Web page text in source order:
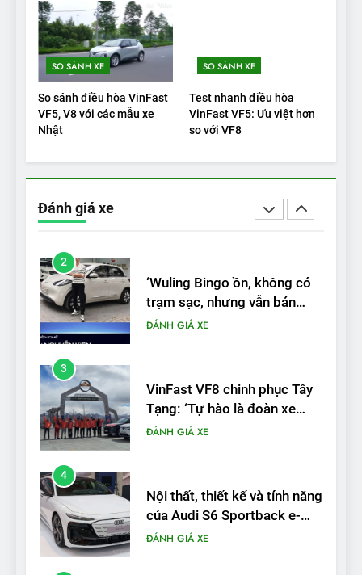
SO SÁNH XE
So sánh điều hòa VinFast
VF5, V8 với các mẫu xe
Nhật
SO SÁNH XE
Test nhanh điều hòa
VinFast VF5: Ưu việt hơn
so với VF8
Đánh giá xe
1
Xe tốt nhất để mua năm
2025: Green Car Reports
nêu tên 5 người vào chung
kết – Mỹ
ĐÁNH GIÁ XE
‘Wuling Bingo ồn, không có
trạm sạc, nhưng vẫn bán
được nếu biết cách’
3
VinFast VF8 chinh phục Tây
Tạng: ‘Tự hào là đoàn xe
điện Việt Nam đầu tiên lăn
ĐÁNH GIÁ XE
4
Nội thất, thiết kế và tính năng
của Audi S6 Sportback e-
tron
ĐÁNH GIÁ XE
5
VinFast VF8 đạt 4 sao trong
thử nghiệm an toàn NHTSA
tại Mỹ
ĐÁNH GIÁ XE